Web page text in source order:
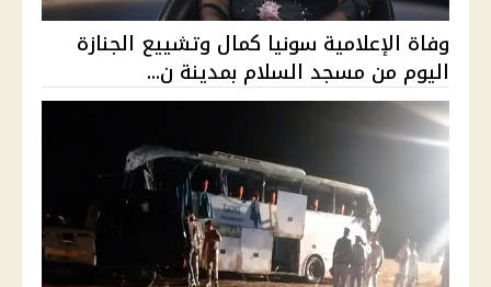
وفاة الإعلامية سونيا كمال وتشييع الجنازة
اليوم من مسجد السلام بمدينة ن...